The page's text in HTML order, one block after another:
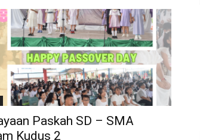
Paskah SD – SMA
Kudus 2